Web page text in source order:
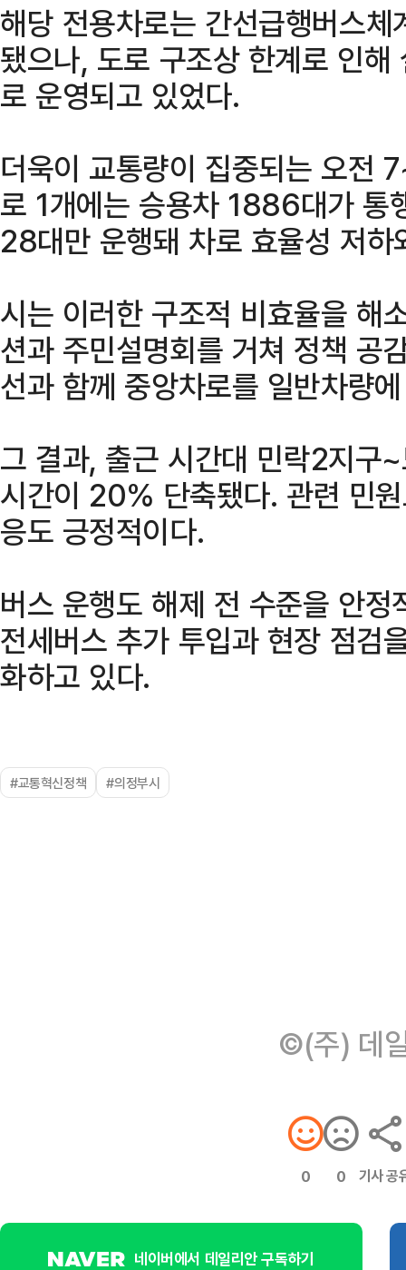
해당 전용차로는 간선급행버스
됐으나, 도로 구조상 한계로 인
로 운영되고 있었다.
더욱이 교통량이 집중되는 오전
로 1개에는 승용차 1886대가 통
28대만 운행돼 차로 효율성 저하
시는 이러한 구조적 비효율을 해
션과 주민설명회를 거쳐 정책 공
선과 함께 중앙차로를 일반차량
그 결과, 출근 시간대 민락2지구
시간이 20% 단축됐다. 관련 민
응도 긍정적이다.
버스 운행도 해제 전 수준을 안
전세버스 추가 투입과 현장 점검
화하고 있다.
#교통혁신정책 #의정부시
©(주) 데
0 0 기사 공
네이버에서 데일리안 구독하기